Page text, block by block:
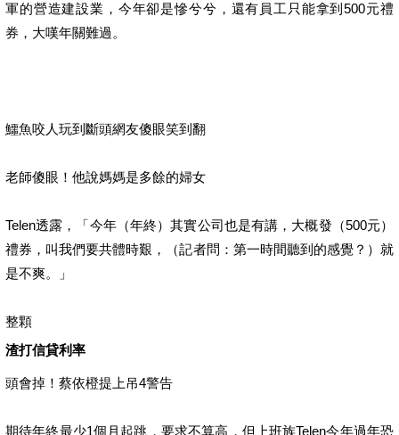
軍的營造建設業，今年卻是慘兮兮，還有員工只能拿到500元禮
券，大嘆年關難過。
鱷魚咬人玩到斷頭網友傻眼笑到翻
老師傻眼！他說媽媽是多餘的婦女
Telen透露，「今年（年終）其實公司也是有講，大概發（500元）
禮券，叫我們要共體時艱，（記者問：第一時間聽到的感覺？）就
是不爽。」
整顆
渣打信貸利率
頭會掉！蔡依橙提上吊4警告
期待年終最少1個月起跳，要求不算高，但上班族Telen今年過年恐